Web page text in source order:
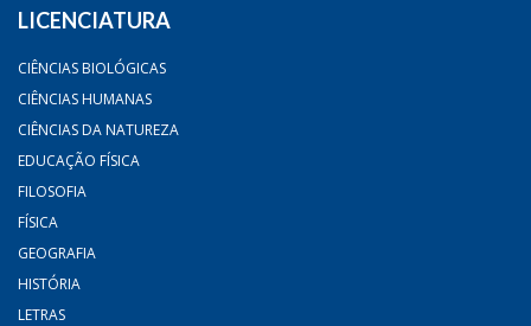
LICENCIATURA
CIÊNCIAS BIOLÓGICAS
CIÊNCIAS HUMANAS
CIÊNCIAS DA NATUREZA
EDUCAÇÃO FÍSICA
FILOSOFIA
FÍSICA
GEOGRAFIA
HISTÓRIA
LETRAS